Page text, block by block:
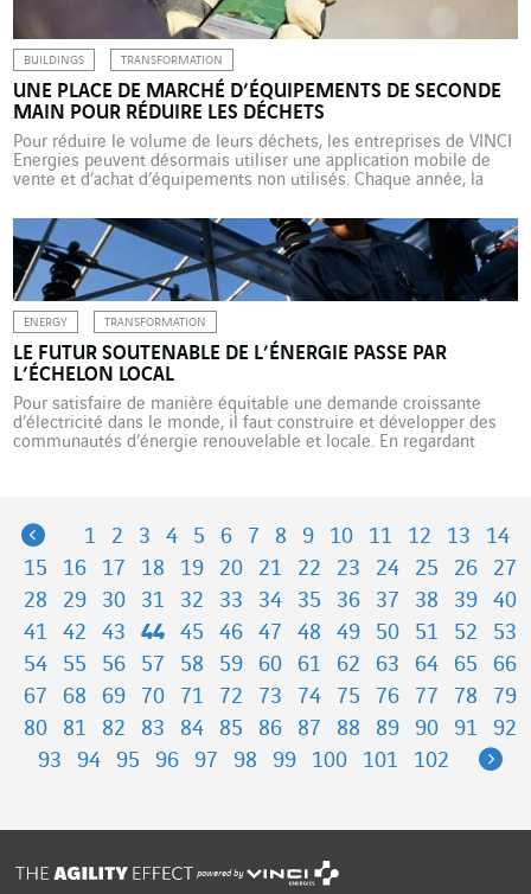
BUILDINGS TRANSFORMATION
UNE PLACE DE MARCHÉ D’ÉQUIPEMENTS DE SECONDE
MAIN POUR RÉDUIRE LES DÉCHETS
Pour réduire le volume de leurs déchets, les entreprises de VINCI
Energies peuvent désormais utiliser une application mobile de
vente et d’achat d’équipements non utilisés. Chaque année, la
Parmi les leviers de contribution du secteur à une plus grande
sobriété dans la consommation de […]
ENERGY TRANSFORMATION
LE FUTUR SOUTENABLE DE L’ÉNERGIE PASSE PAR
L’ÉCHELON LOCAL
Pour satisfaire de manière équitable une demande croissante
d’électricité dans le monde, il faut construire et développer des
communautés d’énergie renouvelable et locale. En regardant
Previous
1 2 3 4 5 6 7 8 9 10 11 12 13
14
15
16 17 18 19 20 21 22 23 24 25 26
27
28
29 30 31 32 33 34 35 36 37 38 39
40
41
42 43 44 45 46 47 48 49 50 51 52
53
54
55 56 57 58 59 60 61 62 63 64 65
66
67
68 69 70 71 72 73 74 75 76 77 78
79
80
81 82 83 84 85 86 87 88 89 90 91
92
93
94 95 96 97 98 99 100 101 102
powered by